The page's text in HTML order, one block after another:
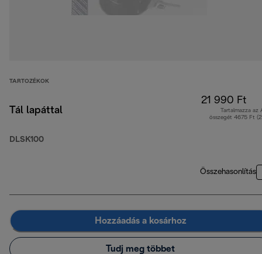
TARTOZÉKOK
Tál lapáttal
DLSK100
21 990 Ft
Tartalmazza az
összegét 4675 Ft
Összehasonlítás
Hozzáadás a kosárhoz
Tudj meg többet